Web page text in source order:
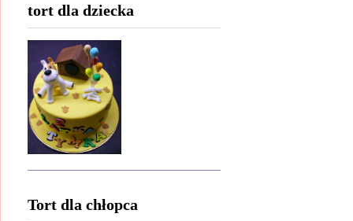
tort dla dziecka
Tort dla chłopca